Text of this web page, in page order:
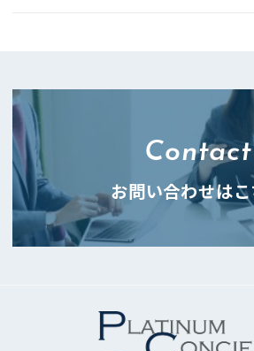
Contact
お問い合わせは